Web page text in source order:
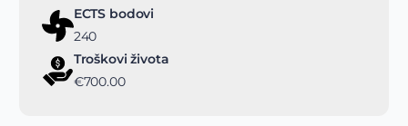
ECTS bodovi
240
Troškovi života
€700.00